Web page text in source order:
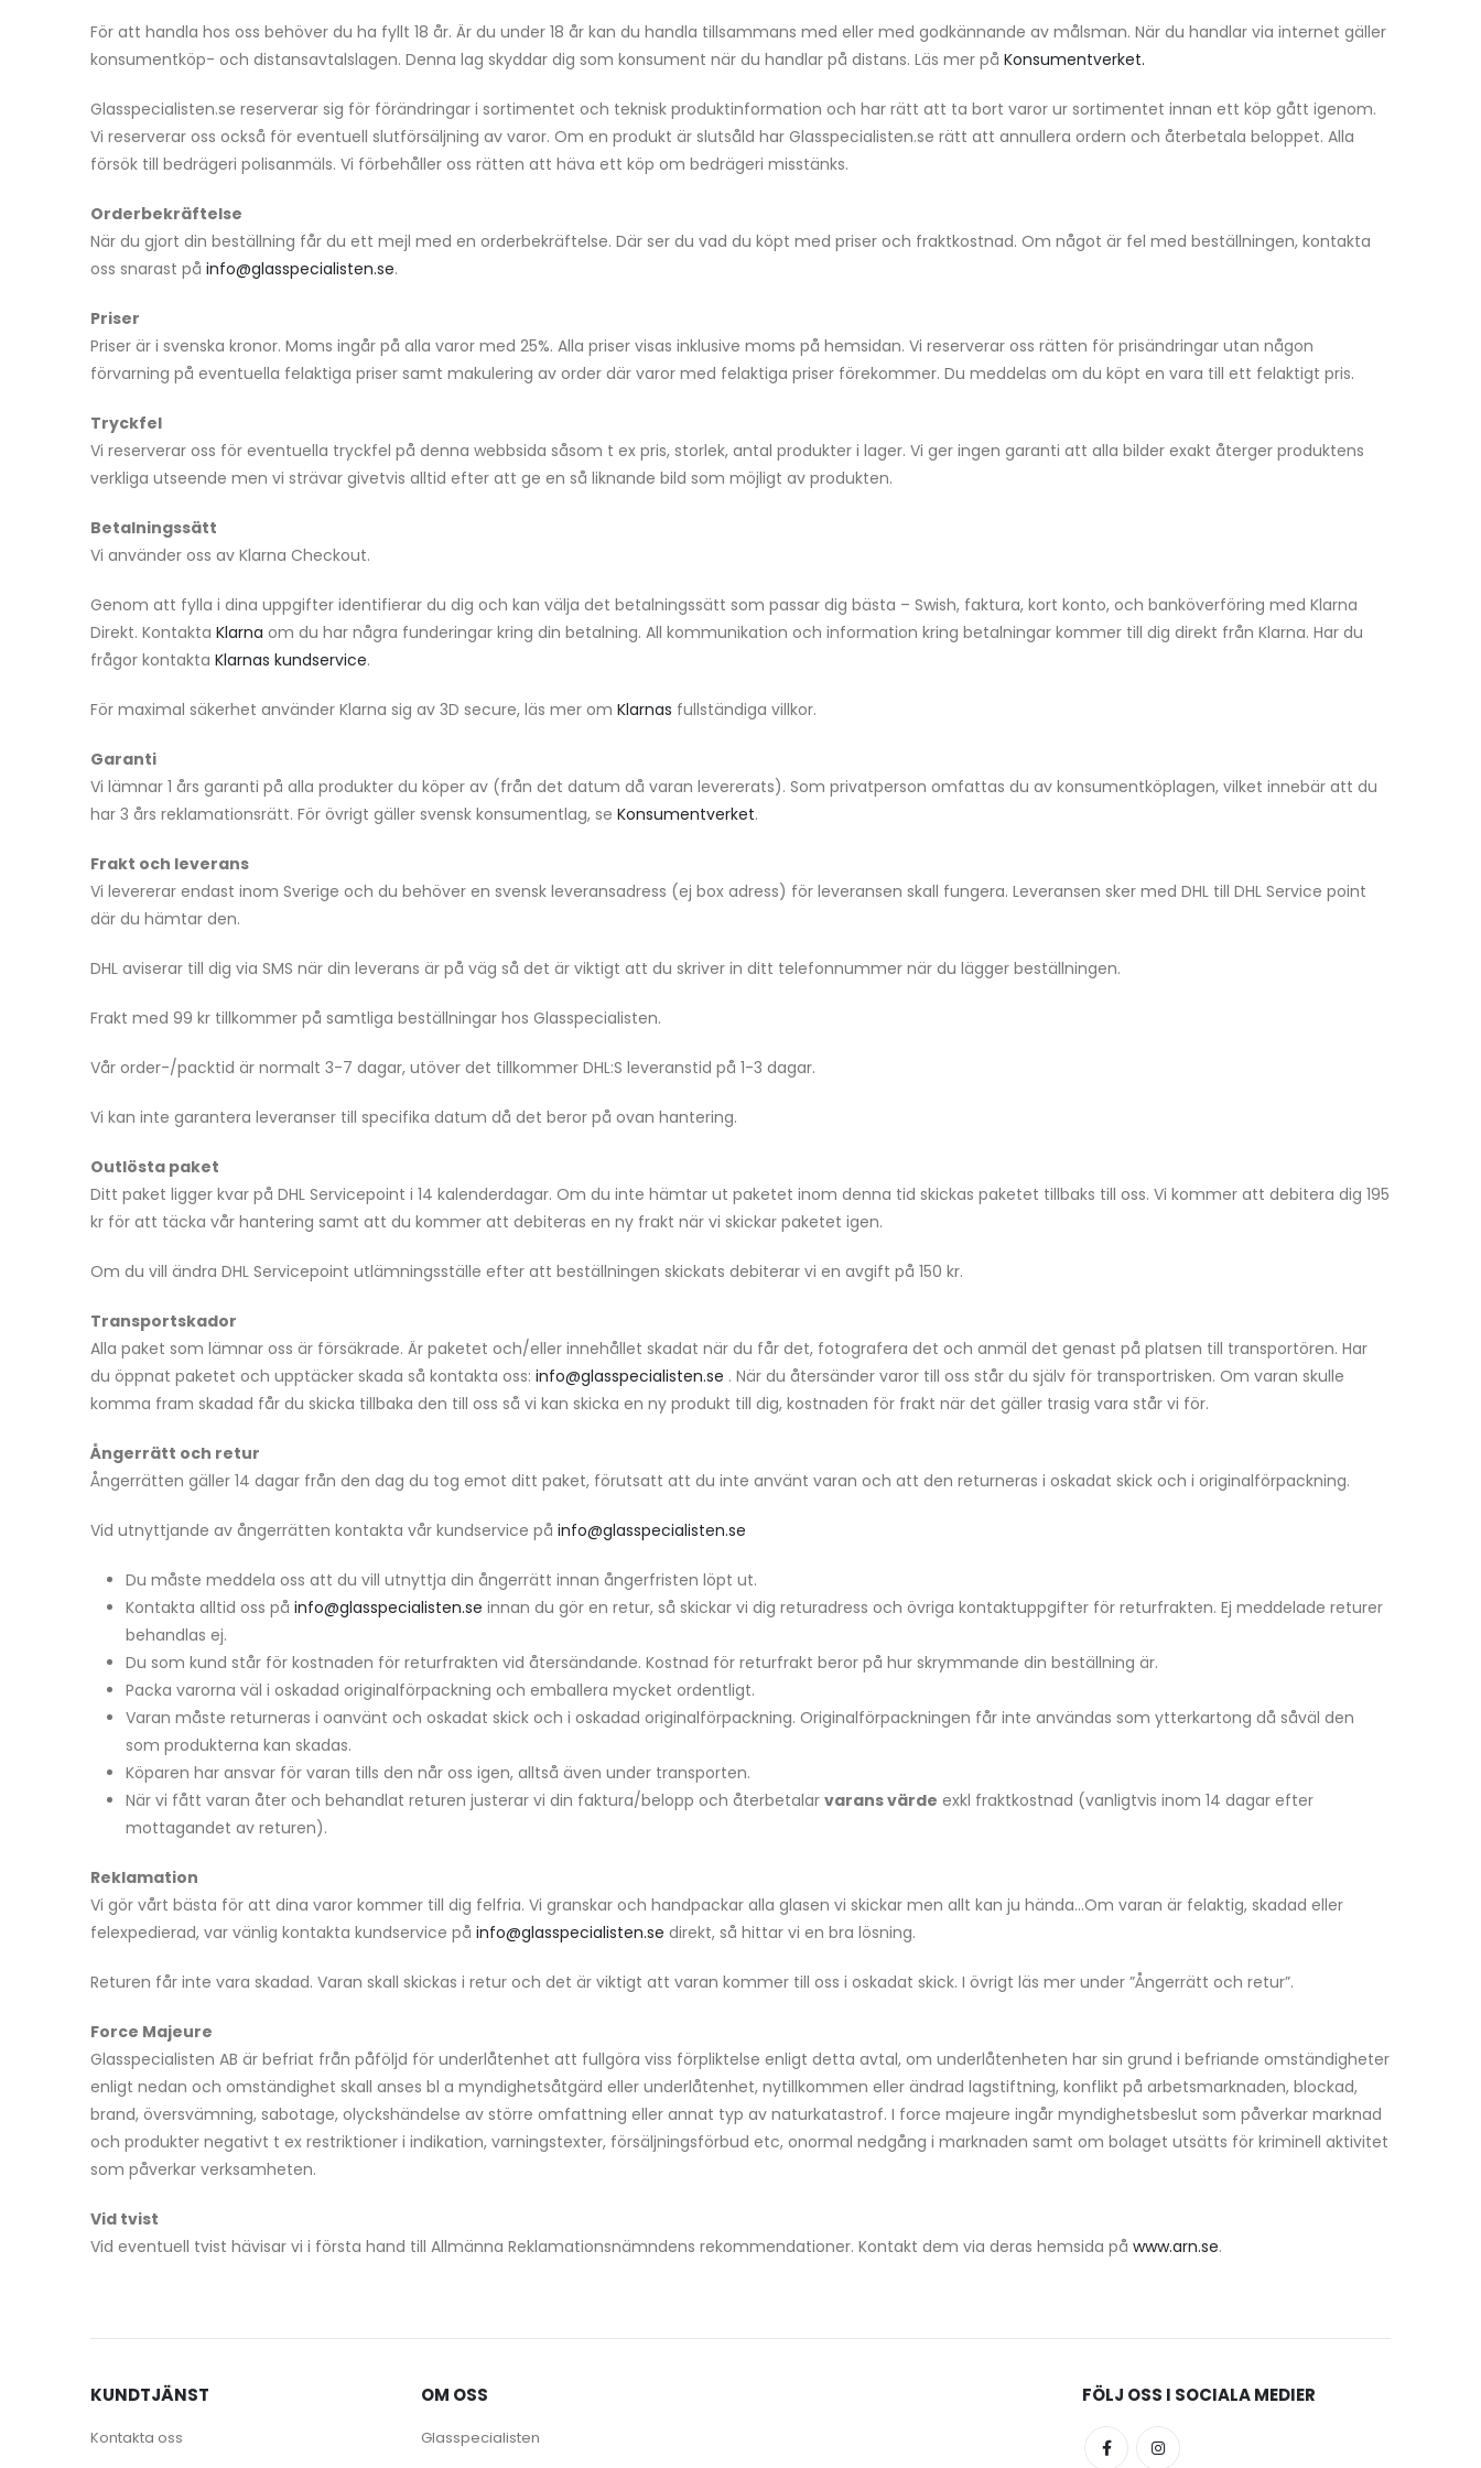
För att handla hos oss behöver du ha fyllt 18 år. Är du under 18 år kan du handla tillsammans med eller med godkännande av målsman. När du handlar via internet gäller
konsumentköp- och distansavtalslagen. Denna lag skyddar dig som konsument när du handlar på distans. Läs mer på Konsumentverket.
Glasspecialisten.se reserverar sig för förändringar i sortimentet och teknisk produktinformation och har rätt att ta bort varor ur sortimentet innan ett köp gått igenom.
Vi reserverar oss också för eventuell slutförsäljning av varor. Om en produkt är slutsåld har Glasspecialisten.se rätt att annullera ordern och återbetala beloppet. Alla
försök till bedrägeri polisanmäls. Vi förbehåller oss rätten att häva ett köp om bedrägeri misstänks.
Orderbekräftelse
När du gjort din beställning får du ett mejl med en orderbekräftelse. Där ser du vad du köpt med priser och fraktkostnad. Om något är fel med beställningen, kontakta
oss snarast på info@glasspecialisten.se.
Priser
Priser är i svenska kronor. Moms ingår på alla varor med 25%. Alla priser visas inklusive moms på hemsidan. Vi reserverar oss rätten för prisändringar utan någon
förvarning på eventuella felaktiga priser samt makulering av order där varor med felaktiga priser förekommer. Du meddelas om du köpt en vara till ett felaktigt pris.
Tryckfel
Vi reserverar oss för eventuella tryckfel på denna webbsida såsom t ex pris, storlek, antal produkter i lager. Vi ger ingen garanti att alla bilder exakt återger produktens
verkliga utseende men vi strävar givetvis alltid efter att ge en så liknande bild som möjligt av produkten.
Betalningssätt
Vi använder oss av Klarna Checkout.
Genom att fylla i dina uppgifter identifierar du dig och kan välja det betalningssätt som passar dig bästa – Swish, faktura, kort konto, och banköverföring med Klarna
Direkt. Kontakta Klarna om du har några funderingar kring din betalning. All kommunikation och information kring betalningar kommer till dig direkt från Klarna. Har du
frågor kontakta Klarnas kundservice.
För maximal säkerhet använder Klarna sig av 3D secure, läs mer om Klarnas fullständiga villkor.
Garanti
Vi lämnar 1 års garanti på alla produkter du köper av (från det datum då varan levererats). Som privatperson omfattas du av konsumentköplagen, vilket innebär att du
har 3 års reklamationsrätt. För övrigt gäller svensk konsumentlag, se Konsumentverket.
Frakt och leverans
Vi levererar endast inom Sverige och du behöver en svensk leveransadress (ej box adress) för leveransen skall fungera. Leveransen sker med DHL till DHL Service point
där du hämtar den.
DHL aviserar till dig via SMS när din leverans är på väg så det är viktigt att du skriver in ditt telefonnummer när du lägger beställningen.
Frakt med 99 kr tillkommer på samtliga beställningar hos Glasspecialisten.
Vår order-/packtid är normalt 3-7 dagar, utöver det tillkommer DHL:S leveranstid på 1-3 dagar.
Vi kan inte garantera leveranser till specifika datum då det beror på ovan hantering.
Outlösta paket
Ditt paket ligger kvar på DHL Servicepoint i 14 kalenderdagar. Om du inte hämtar ut paketet inom denna tid skickas paketet tillbaks till oss. Vi kommer att debitera dig 195
kr för att täcka vår hantering samt att du kommer att debiteras en ny frakt när vi skickar paketet igen.
Om du vill ändra DHL Servicepoint utlämningsställe efter att beställningen skickats debiterar vi en avgift på 150 kr.
Transportskador
Alla paket som lämnar oss är försäkrade. Är paketet och/eller innehållet skadat när du får det, fotografera det och anmäl det genast på platsen till transportören. Har
du öppnat paketet och upptäcker skada så kontakta oss: info@glasspecialisten.se . När du återsänder varor till oss står du själv för transportrisken. Om varan skulle
komma fram skadad får du skicka tillbaka den till oss så vi kan skicka en ny produkt till dig, kostnaden för frakt när det gäller trasig vara står vi för.
Ångerrätt och retur
Ångerrätten gäller 14 dagar från den dag du tog emot ditt paket, förutsatt att du inte använt varan och att den returneras i oskadat skick och i originalförpackning.
Vid utnyttjande av ångerrätten kontakta vår kundservice på info@glasspecialisten.se
Du måste meddela oss att du vill utnyttja din ångerrätt innan ångerfristen löpt ut.
Kontakta alltid oss på info@glasspecialisten.se innan du gör en retur, så skickar vi dig returadress och övriga kontaktuppgifter för returfrakten. Ej meddelade returer
behandlas ej.
Du som kund står för kostnaden för returfrakten vid återsändande. Kostnad för returfrakt beror på hur skrymmande din beställning är.
Packa varorna väl i oskadad originalförpackning och emballera mycket ordentligt.
Varan måste returneras i oanvänt och oskadat skick och i oskadad originalförpackning. Originalförpackningen får inte användas som ytterkartong då såväl den
som produkterna kan skadas.
Köparen har ansvar för varan tills den når oss igen, alltså även under transporten.
När vi fått varan åter och behandlat returen justerar vi din faktura/belopp och återbetalar varans värde exkl fraktkostnad (vanligtvis inom 14 dagar efter
mottagandet av returen).
Reklamation
Vi gör vårt bästa för att dina varor kommer till dig felfria. Vi granskar och handpackar alla glasen vi skickar men allt kan ju hända…Om varan är felaktig, skadad eller
felexpedierad, var vänlig kontakta kundservice på info@glasspecialisten.se direkt, så hittar vi en bra lösning.
Returen får inte vara skadad. Varan skall skickas i retur och det är viktigt att varan kommer till oss i oskadat skick. I övrigt läs mer under ”Ångerrätt och retur”.
Force Majeure
Glasspecialisten AB är befriat från påföljd för underlåtenhet att fullgöra viss förpliktelse enligt detta avtal, om underlåtenheten har sin grund i befriande omständigheter
enligt nedan och omständighet skall anses bl a myndighetsåtgärd eller underlåtenhet, nytillkommen eller ändrad lagstiftning, konflikt på arbetsmarknaden, blockad,
brand, översvämning, sabotage, olyckshändelse av större omfattning eller annat typ av naturkatastrof. I force majeure ingår myndighetsbeslut som påverkar marknad
och produkter negativt t ex restriktioner i indikation, varningstexter, försäljningsförbud etc, onormal nedgång i marknaden samt om bolaget utsätts för kriminell aktivitet
som påverkar verksamheten.
Vid tvist
Vid eventuell tvist hävisar vi i första hand till Allmänna Reklamationsnämndens rekommendationer. Kontakt dem via deras hemsida på www.arn.se.
KUNDTJÄNST
Kontakta oss
OM OSS
Glasspecialisten
FÖLJ OSS I SOCIALA MEDIER